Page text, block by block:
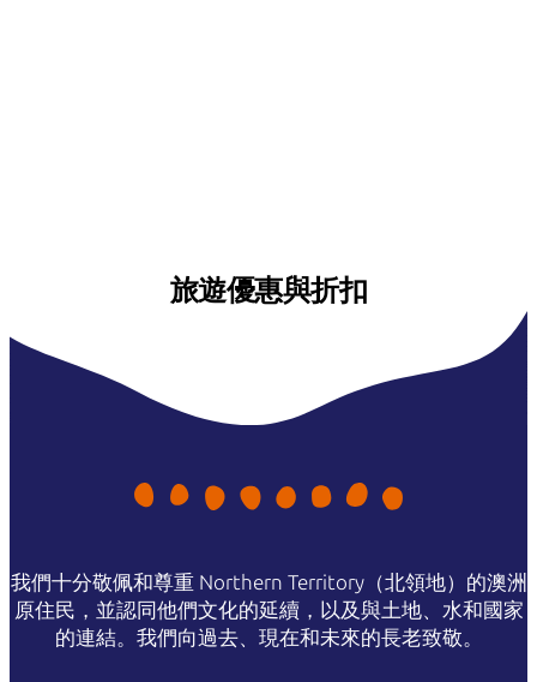
旅遊優惠與折扣
我們十分敬佩和尊重 Northern Territory（北領地）的澳洲
原住民，並認同他們文化的延續，以及與土地、水和國家
的連結。我們向過去、現在和未來的長老致敬。